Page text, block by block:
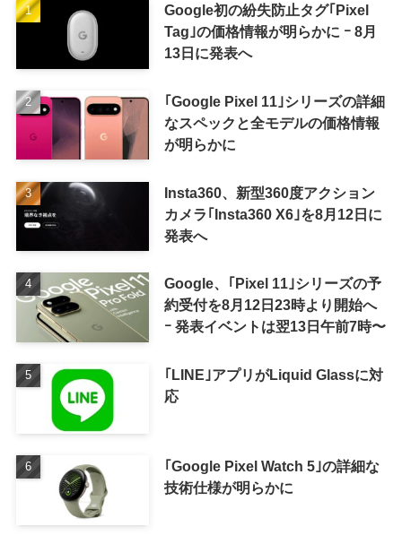
Google初の紛失防止タグ｢Pixel
Tag｣の価格情報が明らかに ｰ 8月
13日に発表へ
｢Google Pixel 11｣シリーズの詳細
なスペックと全モデルの価格情報
が明らかに
Insta360、新型360度アクション
カメラ｢Insta360 X6｣を8月12日に
発表へ
Google、｢Pixel 11｣シリーズの予
約受付を8月12日23時より開始へ
ｰ 発表イベントは翌13日午前7時〜
｢LINE｣アプリがLiquid Glassに対
応
｢Google Pixel Watch 5｣の詳細な
技術仕様が明らかに